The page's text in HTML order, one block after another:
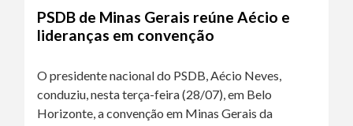
PSDB de Minas Gerais reúne Aécio e
lideranças em convenção
O presidente nacional do PSDB, Aécio Neves,
conduziu, nesta terça-feira (28/07), em Belo
Horizonte, a convenção em Minas Gerais da